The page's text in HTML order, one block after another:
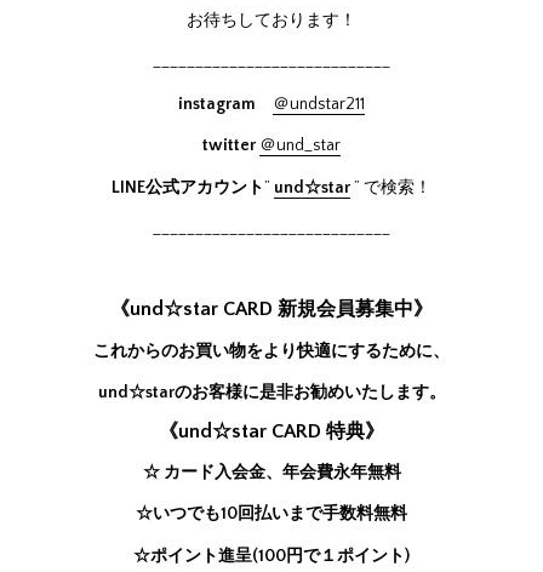
お待ちしております！
____________________________
instagram ＠undstar211
twitter ＠und_star
LINE公式アカウント” und☆star” で検索！
____________________________
《und☆star CARD 新規会員募集中》
これからのお買い物をより快適にするために、
und☆starのお客様に是非お勧めいたします。
《und☆star CARD 特典》
☆ カード入会金、年会費永年無料
☆いつでも10回払いまで手数料無料
☆ポイント進呈(100円で１ポイント)